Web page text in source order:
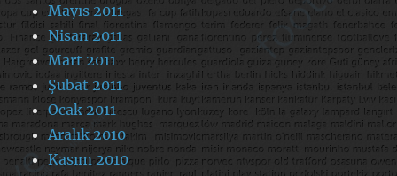
Mayıs 2011
Nisan 2011
Mart 2011
Şubat 2011
Ocak 2011
Aralık 2010
Kasım 2010